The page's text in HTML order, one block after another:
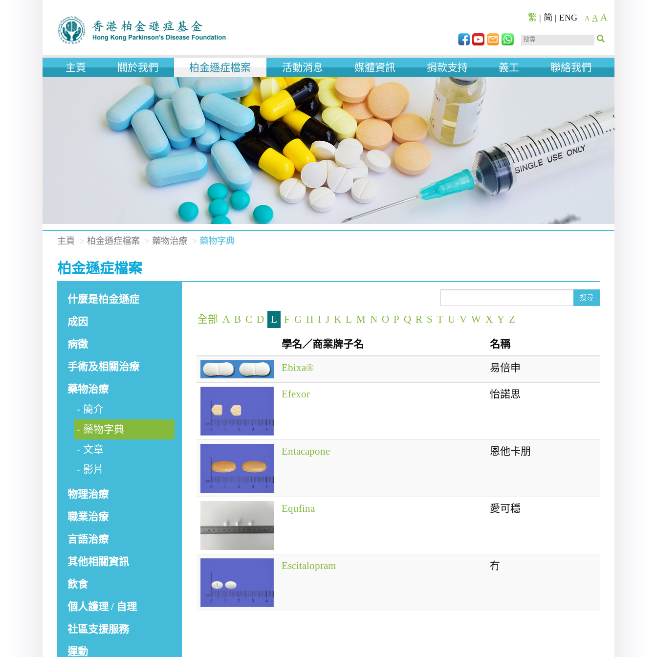
繁 | 简 | ENG A A A
主頁 關於我們 柏金遜症檔案 活動消息 媒體資訊 捐款支持 義工 聯絡我們
主頁 柏金遜症檔案 藥物治療 藥物字典
柏金遜症檔案
什麼是柏金遜症
成因
病徵
手術及相關治療
藥物治療
簡介
藥物字典
文章
影片
物理治療
職業治療
言語治療
其他相關資訊
飲食
個人護理 / 自理
社區支援服務
運動
搜尋
全部 A B C D E F G H I J K L M N O P Q R S T U V W X Y Z
學名／商業牌子名
名稱
Ebixa®
易倍申
Efexor 怡諾思
Entacapone 恩他卡朋
Equfina 愛可穩
Escitalopram 冇